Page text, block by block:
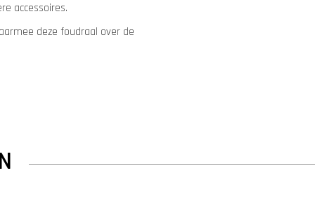
accessoires.
deze foudraal over de